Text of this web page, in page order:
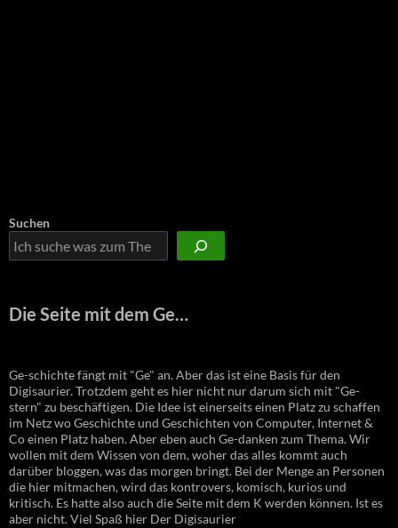
Suchen
Die Seite mit dem Ge…
Ge-schichte fängt mit "Ge" an. Aber das ist eine Basis für den
Digisaurier. Trotzdem geht es hier nicht nur darum sich mit "Ge-
stern" zu beschäftigen. Die Idee ist einerseits einen Platz zu schaffen
im Netz wo Geschichte und Geschichten von Computer, Internet &
Co einen Platz haben. Aber eben auch Ge-danken zum Thema. Wir
wollen mit dem Wissen von dem, woher das alles kommt auch
darüber bloggen, was das morgen bringt. Bei der Menge an Personen
die hier mitmachen, wird das kontrovers, komisch, kurios und
kritisch. Es hatte also auch die Seite mit dem K werden können. Ist es
aber nicht. Viel Spaß hier Der Digisaurier